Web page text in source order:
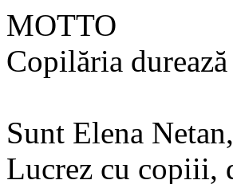
MOTTO
Copilăria
Sunt Elena
Lucrez cu copiii,